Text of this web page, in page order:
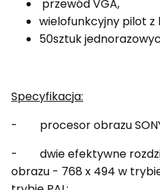
przewód VGA,
wielofunkcyjny pilot z
50sztuk
Specyfikacja:
- procesor obrazu SONY
- dwie efektywne
obrazu - 768 x 494 w trybie